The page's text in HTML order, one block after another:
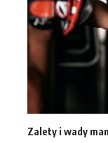
Zalety i wady